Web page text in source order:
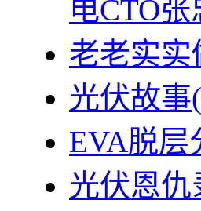
电CTO张
老老实
光伏故事
EVA脱层
光伏恩